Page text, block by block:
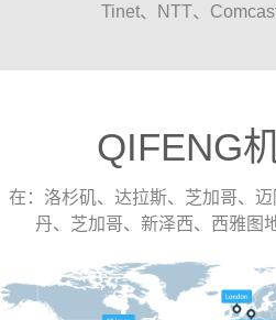
Tinet、NTT、
QIFENG
在：洛杉矶、达拉斯、芝加哥、
丹、芝加哥、新泽西、西雅图